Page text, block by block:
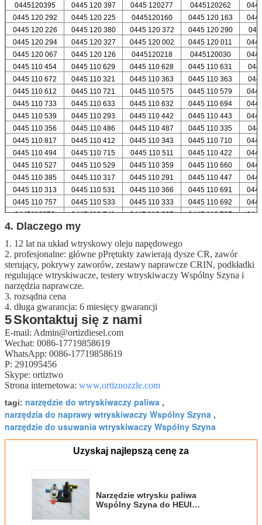
0445120395
0445 120 397 0445 120277 0445120262
0445 120 292
0445 120 225 0445120160 0445 120 163
0445 120 226
0445 120 380 0445 120 372 0445 120 290
0445 120 294
0445 120 327 0445 120 002 0445 120 011
0445 120 067
0445 120 126 0445120218 0445120030
0445 110 454
0445 110 629 0445 110 628 0445 110 631
0445 110 672
0445 110 321 0445 110 363 0445 110 363
0445 110 612
0445 110 721 0445 110 575 0445 110 579
0445 110 733
0445 110 633 0445 110 632 0445 110 694
0445 110 539
0445 110 293 0445 110 442 0445 110 443
0445 110 356
0445 110 486 0445 110 487 0445 110 335
0445 110 817
0445 110 412 0445 110 343 0445 110 710
0445 110 494
0445 110 715 0445 110 511 0445 110 422
0445 110 527
0445 110 529 0445 110 359 0445 110 660
0445 110 385
0445 110 317 0445 110 291 0445 110 447
0445 110 313
0445 110 531 0445 110 366 0445 110 691
0445 110 757
0445 110 533 0445 110 333 0445 110 692
0445110376
0445 110 541 0445 110 305 0445 110 537
4. Dlaczego my
1. 12 lat na układ wtryskowy oleju napędowego
2. profesjonalne: główne pPrętukty zawierają dysze CR, zawór
sterujący, pokrywy zaworów, zestawy naprawcze CRIN, podkładki
regulujące wtryskiwacze, testery wtryskiwaczy Wspólny Szyna i
narzędzia naprawcze.
3. rozsądna cena
4. długa gwarancja: 6 miesięcy gwarancji
5Skontaktuj się z nami
E-mail: Admin@ortizdiesel.com
Wechat: 0086-17719858619
WhatsApp: 0086-17719858619
P: 291095456
Skype: ortiztwo
Strona internetowa: www.ortiznozzle.com
tagi: narzędzie do wtryskiwaczy paliwa ,
narzędzia do naprawy wtryskiwaczy Wspólny Szyna ,
narzędzie do usuwania wtryskiwaczy Wspólny Szyna
Uzyskaj najlepszą cenę za
Narzędzie wtrysku paliwa
Wspólny Szyna do HEUI